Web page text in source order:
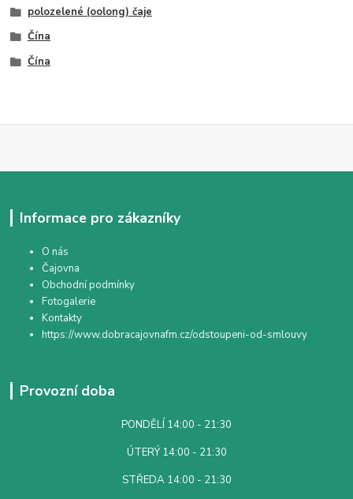
polozelené (oolong) čaje
Čína
Čína
Informace pro zákazníky
O nás
Čajovna
Obchodní podmínky
Fotogalerie
Kontakty
https://www.dobracajovnafm.cz/odstoupeni-od-smlouvy
Provozní doba
PONDĚLÍ 14:00 - 21:30
ÚTERÝ 14:00 - 21:30
STŘEDA 14:00 - 21:30